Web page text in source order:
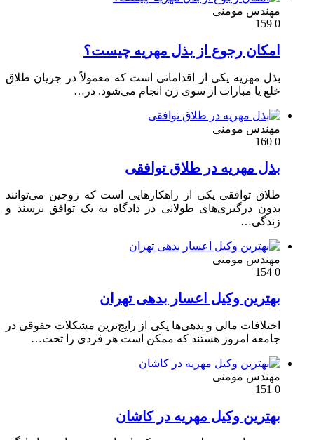
مومنی
رجوع از بذل مهریه چیست؟
مهریه یکی از اقداماتی است که معمولاً در جریان طلاق
یا مبارات از سوی زن انجام می‌شود. در…
مومنی
مهریه در طلاق توافقی
توافقی یکی از راهکارهایی است که زوجین می‌توانند
درگیری‌های طولانی در دادگاه به یک توافق برسند و
مومنی
وکیل اعسار بدهی تهران
مالی و بدهی‌ها یکی از رایج‌ترین مشکلات حقوقی در
امروز هستند که ممکن است هر فردی را تحت…
مومنی
وکیل مهریه در کاشان